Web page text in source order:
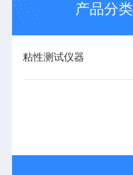
产品分类
粘性测试仪器